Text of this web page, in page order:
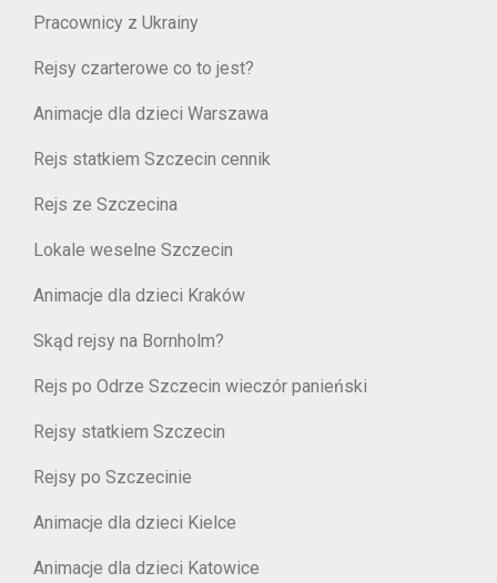
Pracownicy z Ukrainy
Rejsy czarterowe co to jest?
Animacje dla dzieci Warszawa
Rejs statkiem Szczecin cennik
Rejs ze Szczecina
Lokale weselne Szczecin
Animacje dla dzieci Kraków
Skąd rejsy na Bornholm?
Rejs po Odrze Szczecin wieczór panieński
Rejsy statkiem Szczecin
Rejsy po Szczecinie
Animacje dla dzieci Kielce
Animacje dla dzieci Katowice